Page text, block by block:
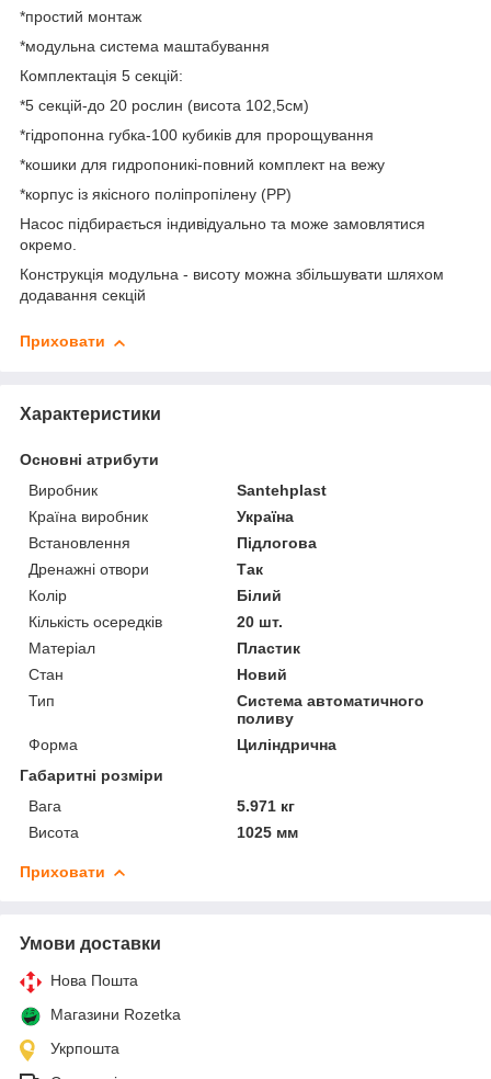
*простий монтаж
*модульна система маштабування
Комплектація 5 секцій:
*5 секцій-до 20 рослин (висота 102,5см)
*гідропонна губка-100 кубиків для пророщування
*кошики для гидропоникі-повний комплект на вежу
*корпус із якісного поліпропілену (РР)
Насос підбирається індивідуально та може замовлятися
окремо.
Конструкція модульна - висоту можна збільшувати шляхом
додавання секцій
Приховати
Характеристики
Основні атрибути
Виробник
Santehplast
Країна виробник
Україна
Встановлення
Підлогова
Дренажні отвори
Так
Колір
Білий
Кількість осередків
20 шт.
Матеріал
Пластик
Стан
Новий
Тип
Система автоматичного
поливу
Форма
Циліндрична
Габаритні розміри
Вага
5.971 кг
Висота
1025 мм
Приховати
Умови доставки
Нова Пошта
Магазини Rozetka
Укрпошта